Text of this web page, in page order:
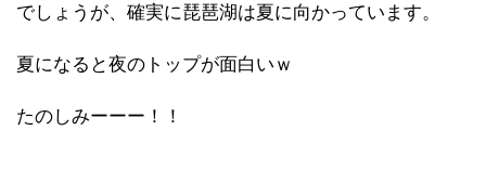
でしょうが、確実に琵琶湖は夏に向かっています。
夏になると夜のトップが面白いｗ
たのしみーーー！！